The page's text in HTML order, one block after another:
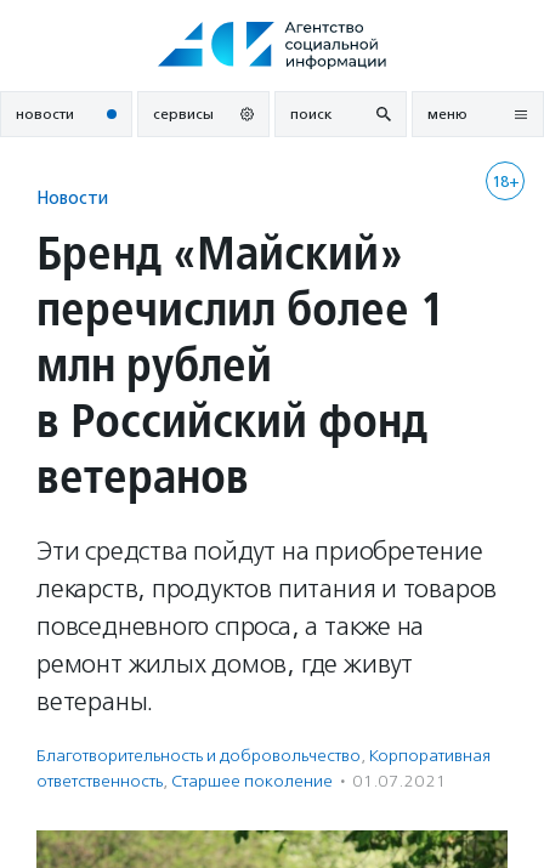
новости сервисы поиск меню
18+
Новости
Бренд «Майский»
перечислил более 1
млн рублей
в Российский фонд
ветеранов
Эти средства пойдут на приобретение
лекарств, продуктов питания и товаров
повседневного спроса, а также на
ремонт жилых домов, где живут
ветераны.
Благотвори­тель­ность и доброволь­чест­во, Корпоративная
ответственность, Старшее поколение · 01.07.2021